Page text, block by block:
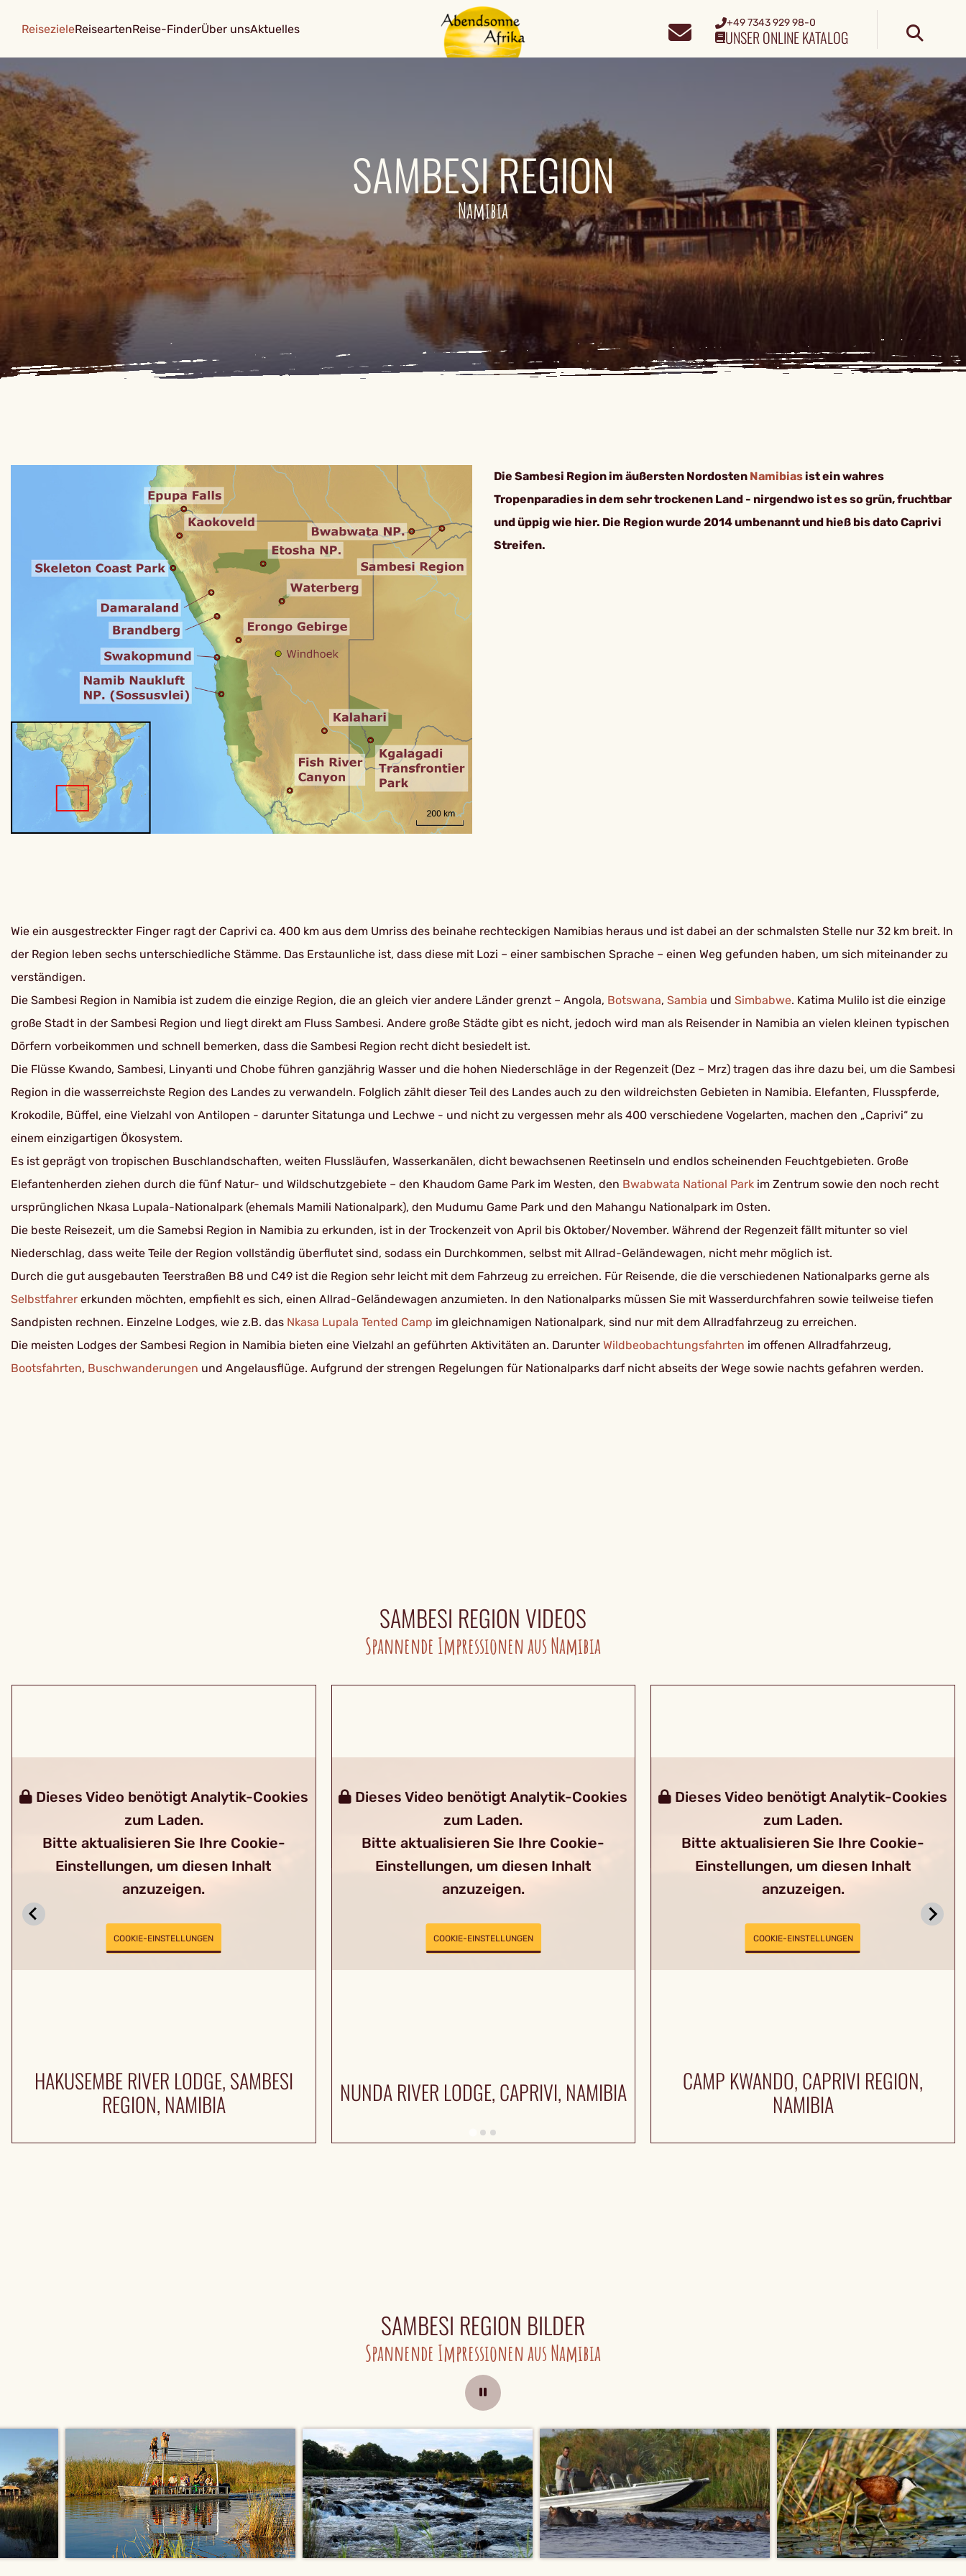
ReisezieleReiseartenReise-FinderÜber unsAktuelles +49 7343 929 98-0
UNSER ONLINE KATALOG
SAMBESI REGION
Namibia
Die Sambesi Region im äußersten Nordosten Namibias ist ein wahres
Tropenparadies in dem sehr trockenen Land - nirgendwo ist es so grün, fruchtbar
und üppig wie hier. Die Region wurde 2014 umbenannt und hieß bis dato Caprivi
Streifen.
Wie ein ausgestreckter Finger ragt der Caprivi ca. 400 km aus dem Umriss des beinahe rechteckigen Namibias heraus und ist dabei an der schmalsten Stelle nur 32 km breit. In
der Region leben sechs unterschiedliche Stämme. Das Erstaunliche ist, dass diese mit Lozi – einer sambischen Sprache – einen Weg gefunden haben, um sich miteinander zu
verständigen.
Die Sambesi Region in Namibia ist zudem die einzige Region, die an gleich vier andere Länder grenzt – Angola, Botswana, Sambia und Simbabwe. Katima Mulilo ist die einzige
große Stadt in der Sambesi Region und liegt direkt am Fluss Sambesi. Andere große Städte gibt es nicht, jedoch wird man als Reisender in Namibia an vielen kleinen typischen
Dörfern vorbeikommen und schnell bemerken, dass die Sambesi Region recht dicht besiedelt ist.
Die Flüsse Kwando, Sambesi, Linyanti und Chobe führen ganzjährig Wasser und die hohen Niederschläge in der Regenzeit (Dez – Mrz) tragen das ihre dazu bei, um die Sambesi
Region in die wasserreichste Region des Landes zu verwandeln. Folglich zählt dieser Teil des Landes auch zu den wildreichsten Gebieten in Namibia. Elefanten, Flusspferde,
Krokodile, Büffel, eine Vielzahl von Antilopen - darunter Sitatunga und Lechwe - und nicht zu vergessen mehr als 400 verschiedene Vogelarten, machen den „Caprivi“ zu
einem einzigartigen Ökosystem.
Es ist geprägt von tropischen Buschlandschaften, weiten Flussläufen, Wasserkanälen, dicht bewachsenen Reetinseln und endlos scheinenden Feuchtgebieten. Große
Elefantenherden ziehen durch die fünf Natur- und Wildschutzgebiete – den Khaudom Game Park im Westen, den Bwabwata National Park im Zentrum sowie den noch recht
ursprünglichen Nkasa Lupala-Nationalpark (ehemals Mamili Nationalpark), den Mudumu Game Park und den Mahangu Nationalpark im Osten.
Die beste Reisezeit, um die Samebsi Region in Namibia zu erkunden, ist in der Trockenzeit von April bis Oktober/November. Während der Regenzeit fällt mitunter so viel
Niederschlag, dass weite Teile der Region vollständig überflutet sind, sodass ein Durchkommen, selbst mit Allrad-Geländewagen, nicht mehr möglich ist.
Durch die gut ausgebauten Teerstraßen B8 und C49 ist die Region sehr leicht mit dem Fahrzeug zu erreichen. Für Reisende, die die verschiedenen Nationalparks gerne als
Selbstfahrer erkunden möchten, empfiehlt es sich, einen Allrad-Geländewagen anzumieten. In den Nationalparks müssen Sie mit Wasserdurchfahren sowie teilweise tiefen
Sandpisten rechnen. Einzelne Lodges, wie z.B. das Nkasa Lupala Tented Camp im gleichnamigen Nationalpark, sind nur mit dem Allradfahrzeug zu erreichen.
Die meisten Lodges der Sambesi Region in Namibia bieten eine Vielzahl an geführten Aktivitäten an. Darunter Wildbeobachtungsfahrten im offenen Allradfahrzeug,
Bootsfahrten, Buschwanderungen und Angelausflüge. Aufgrund der strengen Regelungen für Nationalparks darf nicht abseits der Wege sowie nachts gefahren werden.
SAMBESI REGION VIDEOS
Spannende Impressionen aus Namibia
Dieses Video benötigt Analytik-Cookies
zum Laden.
Bitte aktualisieren Sie Ihre Cookie-
Einstellungen, um diesen Inhalt
anzuzeigen.
COOKIE-EINSTELLUNGEN
HAKUSEMBE RIVER LODGE, SAMBESI
REGION, NAMIBIA
Dieses Video benötigt Analytik-Cookies
zum Laden.
Bitte aktualisieren Sie Ihre Cookie-
Einstellungen, um diesen Inhalt
anzuzeigen.
COOKIE-EINSTELLUNGEN
NUNDA RIVER LODGE, CAPRIVI, NAMIBIA
Dieses Video benötigt Analytik-Cookies
zum Laden.
Bitte aktualisieren Sie Ihre Cookie-
Einstellungen, um diesen Inhalt
anzuzeigen.
COOKIE-EINSTELLUNGEN
CAMP KWANDO, CAPRIVI REGION,
NAMIBIA
SAMBESI REGION BILDER
Spannende Impressionen aus Namibia